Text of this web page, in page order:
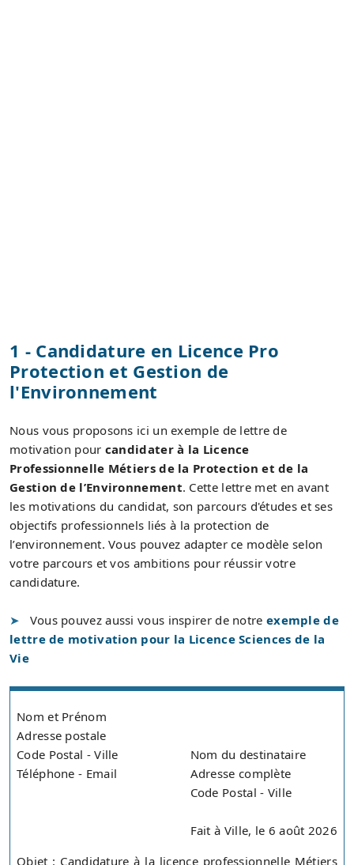
1 - Candidature en Licence Pro
Protection et Gestion de
l'Environnement
Nous vous proposons ici un exemple de lettre de
motivation pour candidater à la Licence
Professionnelle Métiers de la Protection et de la
Gestion de l’Environnement. Cette lettre met en avant
les motivations du candidat, son parcours d'études et ses
objectifs professionnels liés à la protection de
l’environnement. Vous pouvez adapter ce modèle selon
votre parcours et vos ambitions pour réussir votre
candidature.
Vous pouvez aussi vous inspirer de notre exemple de
lettre de motivation pour la Licence Sciences de la
Vie
Nom et Prénom
Adresse postale
Code Postal - Ville
Téléphone - Email
Nom du destinataire
Adresse complète
Code Postal - Ville
Fait à Ville, le 6 août 2026
Objet : Candidature à la licence professionnelle Métiers